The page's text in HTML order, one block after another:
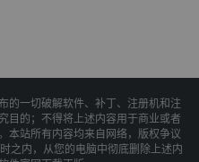
的一切破解软件、补丁、注册机和注
目的；不得将上述内容用于商业或者
本站所有内容均来自网络，版权争议
之内，从您的电脑中彻底删除上述内